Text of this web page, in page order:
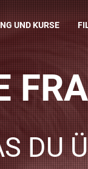
UND KURSE
DU